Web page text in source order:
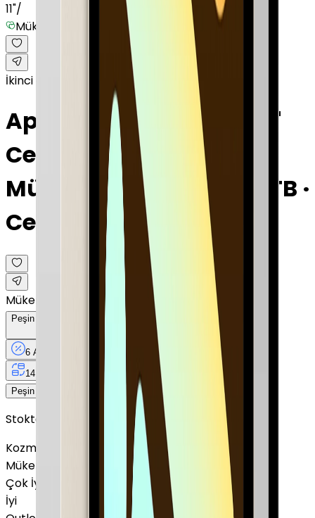
11"/
Mükemmel
İkinci el
Apple iPad Pro 11" 1 TB 11"
Cellular Gümüş
Mükemmel · Gümüş · 1 TB ·
Cellular · 11"
Mükemmel
Peşin Fiyatına x 2.136,83 TL
6 Ay
gününde
14 gün
Peşin Fiyatına
2.136,83 TL
Stokta Yok
Kozmetik Durumu
Nasıl Görünüyor?
Mükemmel
Çok İyi
İyi